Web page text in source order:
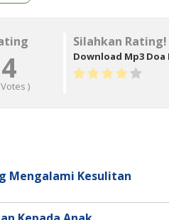
4
)
Silahkan Rating!
Download Mp3 Doa
Mengalami Kesulitan